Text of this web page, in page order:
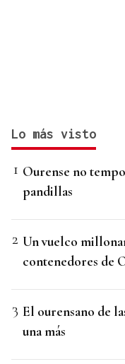
Lo más visto
Ourense no
pandillas
Un vuelco
contenedores de
El ourensano de
una más